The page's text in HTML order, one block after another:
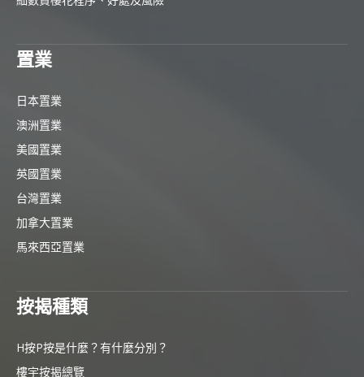
置業
日本置業
澳洲置業
美國置業
英國置業
台灣置業
加拿大置業
馬來西亞置業
按揭種類
H按P按是什麼？有什麼分別？
樓宇按揭總覽